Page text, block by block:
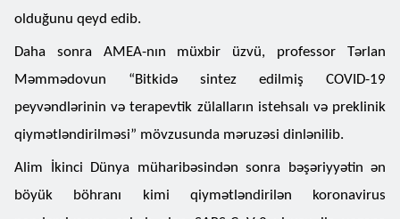
olduğunu qeyd edib.
Daha sonra AMEA-nın müxbir üzvü, professor Tərlan
Məmmədovun “Bitkidə sintez edilmiş COVID-19
peyvəndlərinin və terapevtik zülalların istehsalı və preklinik
qiymətləndirilməsi” mövzusunda məruzəsi dinlənilib.
Alim İkinci Dünya müharibəsindən sonra bəşəriyyətin ən
böyük böhranı kimi qiymətləndirilən koronavirus